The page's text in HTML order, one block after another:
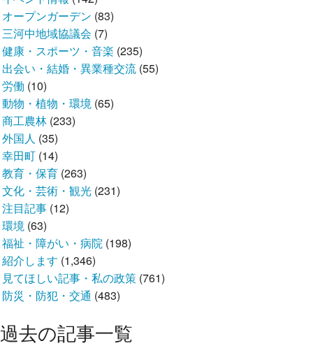
オープンガーデン (83)
三河中地域協議会 (7)
健康・スポーツ・音楽 (235)
出会い・結婚・異業種交流(55)
労働 (10)
動物・植物・環境(65)
商工農林(233)
外国人 (35)
幸田町(14)
教育・保育(263)
文化・芸術・観光(231)
注目記事(12)
環境(63)
福祉・障がい・病院(198)
紹介します (1,346)
見てほしい記事・私の政策(761)
防災・防犯・交通 (483)
過去の記事一覧